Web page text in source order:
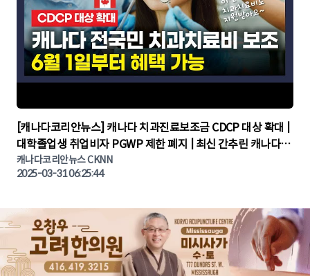
▶
[캐나다코리안뉴스] 캐나다 치과진료보조금 CDCP 대상 확대 |
대학졸업생 취업비자 PGWP 제한 폐지 | 최신 간추린 캐나다뉴
스 | CKNNEWS | 캐나다뉴스 | 토론토뉴스
캐나다코리안뉴스 CKNN
2025-03-31 06:25:44